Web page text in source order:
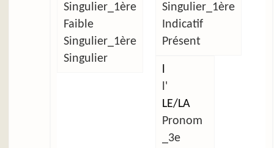
Singulier_1ère
Faible
Singulier_1ère
Singulier
Singulier_1ère
Indicatif
Présent
l'
LE/LA
Pronom
_3e